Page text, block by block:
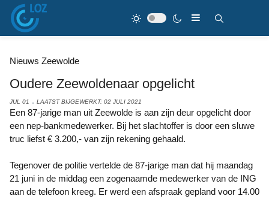
Nieuws Zeewolde
Oudere Zeewoldenaar opgelicht
JUL 01 LAATST BIJGEWERKT: 02 JULI 2021
Een 87-jarige man uit Zeewolde is aan zijn deur opgelicht door
een nep-bankmedewerker. Bij het slachtoffer is door een sluwe
truc liefst € 3.200,- van zijn rekening gehaald.
Tegenover de politie vertelde de 87-jarige man dat hij maandag
21 juni in de middag een zogenaamde medewerker van de ING
aan de telefoon kreeg. Er werd een afspraak gepland voor 14.00